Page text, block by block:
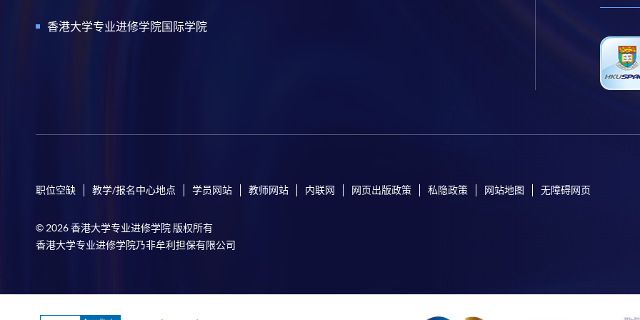
香港大学专业进修学院国际学院
职位空缺 教学/报名中心地点 学员网站 教师网站 内联网 网页出版政策 私隐政策 网站地图 无障碍网页
© 2026 香港大学专业进修学院 版权所有
香港大学专业进修学院乃非牟利担保有限公司